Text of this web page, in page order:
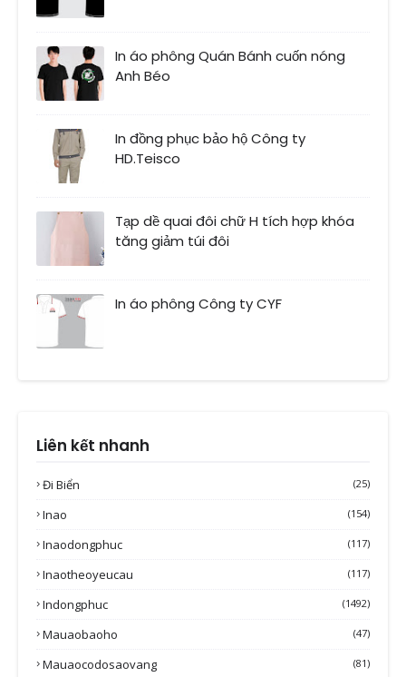
In áo phông Quán Bánh cuốn nóng
Anh Béo
In đồng phục bảo hộ Công ty
HD.Teisco
Tạp dề quai đôi chữ H tích hợp khóa
tăng giảm túi đôi
In áo phông Công ty CYF
Liên kết nhanh
Đi Biển (25)
Inao (154)
Inaodongphuc (117)
Inaotheoyeucau (117)
Indongphuc (1492)
Mauaobaoho (47)
Mauaocodosaovang (81)